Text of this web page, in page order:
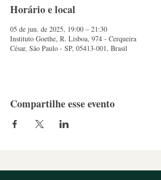
Horário e local
05 de jun. de 2025, 19:00 – 21:30
Instituto Goethe, R. Lisboa, 974 - Cerqueira
César, São Paulo - SP, 05413-001, Brasil
Compartilhe esse evento